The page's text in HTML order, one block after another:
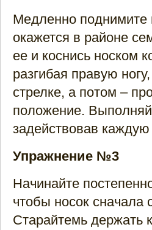
Медленно поднимите
окажется в районе
ее и коснись носком
разгибая правую
стрелке, а потом –
положение.
задействовав каждую
Упражнение №3
Начинайте
чтобы носок сначала
Старайтемь держать